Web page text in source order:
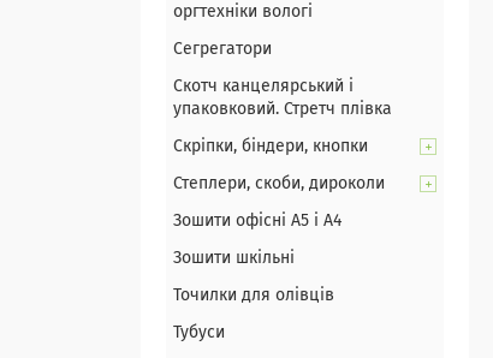
оргтехніки вологі
Сегрегатори
Скотч канцелярський і
упаковковий. Стретч плівка
Скріпки, біндери, кнопки
Степлери, скоби, дироколи
Зошити офісні А5 і А4
Зошити шкільні
Точилки для олівців
Тубуси